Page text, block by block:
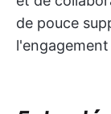
de pouce